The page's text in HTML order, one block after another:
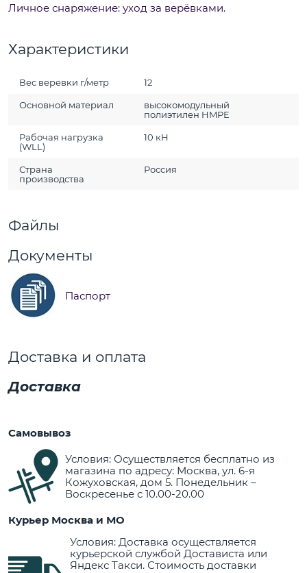
Личное снаряжение: уход за верёвками.
Характеристики
Вес веревки г/метр 12
Основной материал
высокомодульный
полиэтилен HMPE
Рабочая нагрузка
(WLL)
10 кН
Страна
производства
Россия
Файлы
Документы
Паспорт
Доставка и оплата
Доставка
Самовывоз
Условия: Осуществляется бесплатно из
магазина по адресу: Москва, ул. 6-я
Кожуховская, дом 5. Понедельник –
Воскресенье с 10.00-20.00
Курьер Москва и МО
Условия: Доставка осуществляется
курьерской службой Достависта или
Яндекс Такси. Стоимость доставки